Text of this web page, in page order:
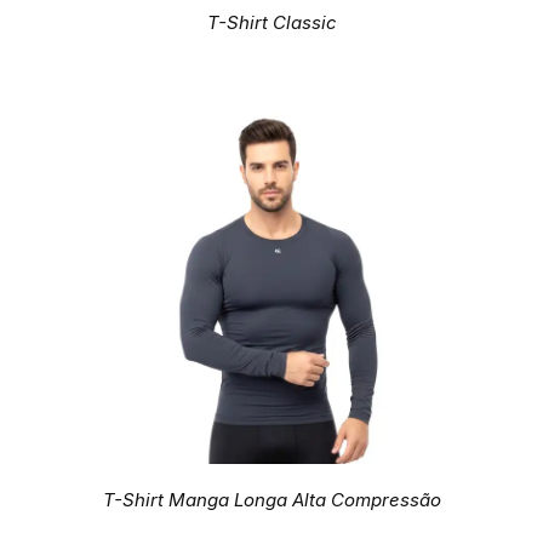
T-Shirt Classic
T-Shirt Manga Longa Alta Compressão